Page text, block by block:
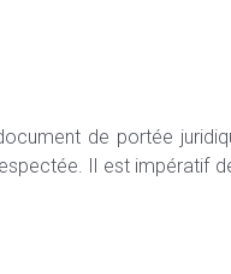
de portée
Il est